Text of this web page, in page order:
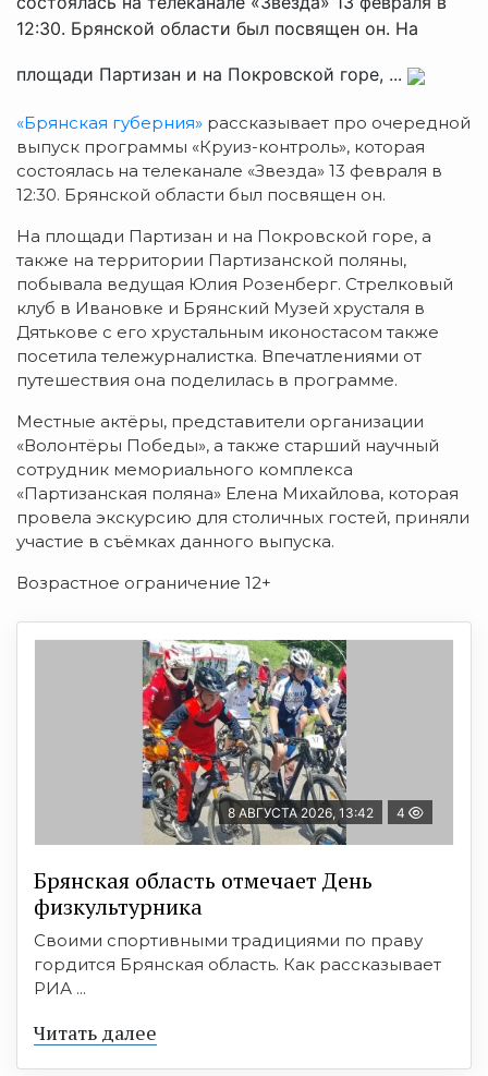
12:30. Брянской области был посвящен он. На
площади Партизан и на Покровской горе, ...
«Брянская губерния» рассказывает про очередной
выпуск программы «Круиз-контроль», которая
состоялась на телеканале «Звезда» 13 февраля в
12:30. Брянской области был посвящен он.
На площади Партизан и на Покровской горе, а
также на территории Партизанской поляны,
побывала ведущая Юлия Розенберг. Стрелковый
клуб в Ивановке и Брянский Музей хрусталя в
Дятькове с его хрустальным иконостасом также
посетила тележурналистка. Впечатлениями от
путешествия она поделилась в программе.
Местные актёры, представители организации
«Волонтёры Победы», а также старший научный
сотрудник мемориального комплекса
«Партизанская поляна» Елена Михайлова, которая
провела экскурсию для столичных гостей, приняли
участие в съёмках данного выпуска.
Возрастное ограничение 12+
8 АВГУСТА 2026, 13:42 4
Брянская область отмечает День
физкультурника
Своими спортивными традициями по праву
гордится Брянская область. Как рассказывает
РИА ...
Читать далее